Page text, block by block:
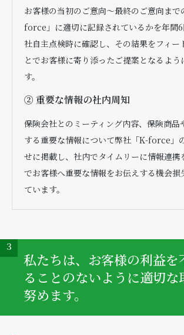
お客様の当初のご意向～最終のご意向ま
force」に適切に記録されているかを年間
社自主点検時に確認し、その結果をフィー
とでお客様に寄り添ったご提案となるよう
す。
② 重要な情報の社内周知
保険会社とのミーティング内容、保険商品
する重要な情報について弊社「K-force」
せに掲載し、社内でタイムリーに情報連携
でお客様へ重要な情報をお伝えする機会損
ています。
3
私たちは、お客様の利益を
ることのないように適切な
努めます。